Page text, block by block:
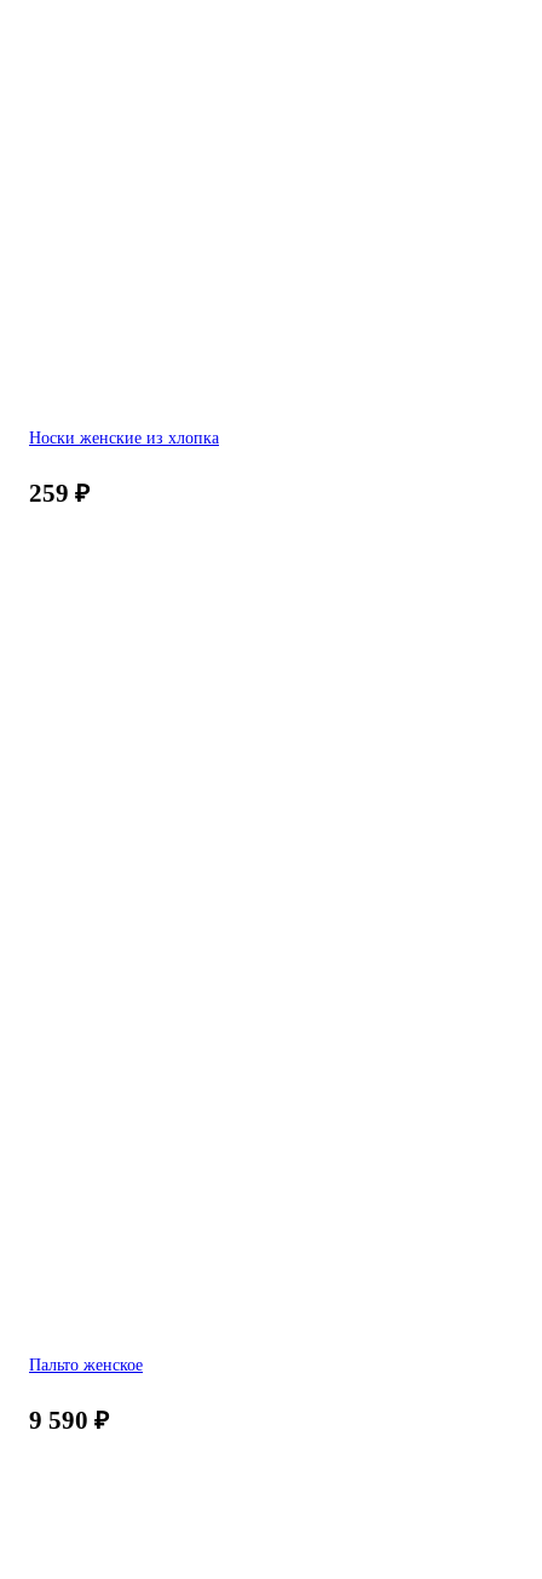
Носки женские из хлопка
259 ₽
Пальто женское
9 590 ₽